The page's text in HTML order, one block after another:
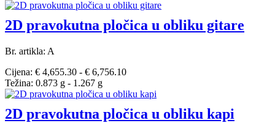
2D pravokutna pločica u obliku gitare
Br. artikla: A
Cijena: € 4,655.30 - € 6,756.10
Težina: 0.873 g - 1.267 g
2D pravokutna pločica u obliku kapi